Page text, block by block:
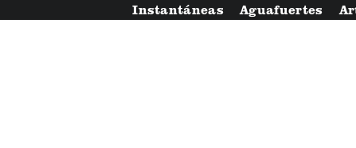
Instantáneas Aguafuertes